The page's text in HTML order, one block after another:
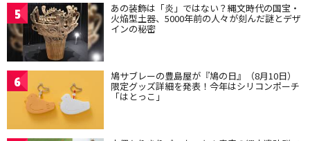
5 あの装飾は「炎」ではない？縄文時代の国宝・
火焔型土器、5000年前の人々が刻んだ謎とデザ
インの秘密
6 鳩サブレーの豊島屋が『鳩の日』（8月10日）
限定グッズ詳細を発表！今年はシリコンポーチ
「はとっこ」